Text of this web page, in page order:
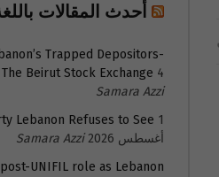
أحدث المقالات
Trapped Depositors-
The Beirut Stock Exchange 4 أغسطس 2026
Samara Azzi
Lebanon Refuses to See 1
أغسطس 2026
Samara Azzi
UNIFIL role as Lebanon